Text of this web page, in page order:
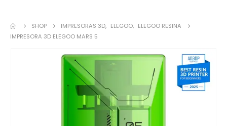
SHOP IMPRESORAS 3D, ELEGOO, ELEGOO RESINA
IMPRESORA 3D ELEGOO MARS 5